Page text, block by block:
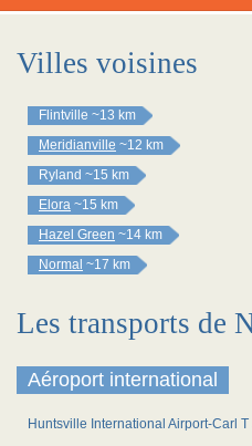
Villes voisines
Flintville ~13 km
Meridianville ~12 km
Ryland ~15 km
Elora ~15 km
Hazel Green ~14 km
Normal ~17 km
Les transports de
Aéroport international
Huntsville International Airport-Carl T